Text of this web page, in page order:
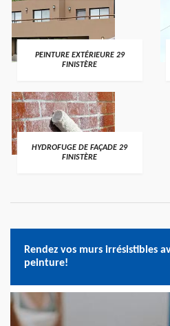
PEINTURE EXTÉRIEURE 29
FINISTÈRE
HYDROFUGE DE FAÇADE 29
FINISTÈRE
Rendez vos murs irrésistibles
peinture!